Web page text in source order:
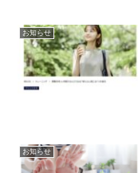
お知らせ
お知らせ